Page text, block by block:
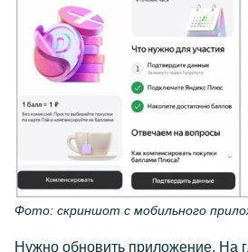
Фото: скриншот с мобильного
Нужно обновить приложение. На